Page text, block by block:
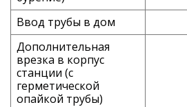
Ввод трубы в дом
Дополнительная
врезка в корпус
станции (с
герметической
опайкой трубы)